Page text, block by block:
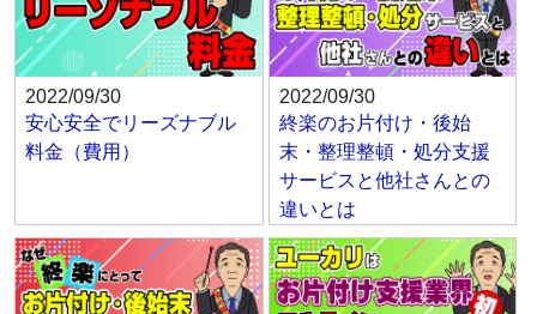
2022/09/30
安心安全でリーズナブル
料金（費用）
2022/09/30
終楽のお片付け・後始
末・整理整頓・処分支援
サービスと他社さんとの
違いとは